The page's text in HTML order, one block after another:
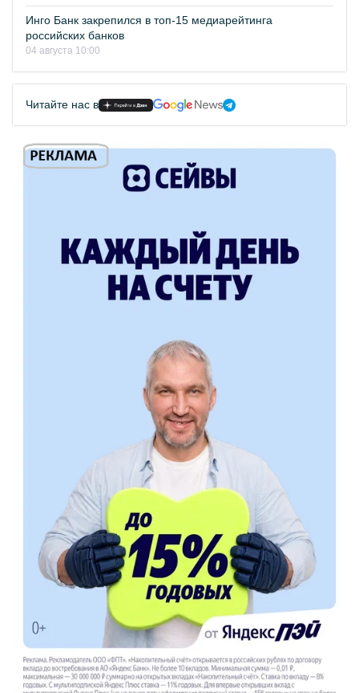
Инго Банк закрепился в топ-15 медиарейтинга
российских банков
04 августа 10:00
Читайте нас в